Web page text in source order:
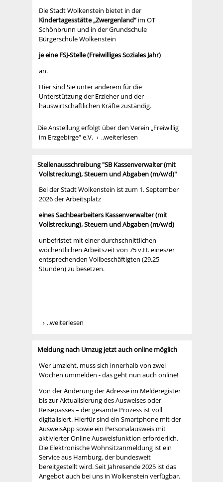
Die Stadt Wolkenstein bietet in der
Kindertagesstätte „Zwergenland“im OT
Schönbrunn und in der Grundschule
Bürgerschule Wolkenstein
je eine FSJ-Stelle (Freiwilliges Soziales Jahr)
an.
Hier sind Sie unter anderem für die
Unterstützung der Erzieher und der
hauswirtschaftlichen Kräfte zuständig.
Die Anstellung erfolgt über den Verein „Freiwillig
im Erzgebirge“ e.V.
..weiterlesen
Stellenausschreibung "SB Kassenverwalter (mit
Vollstreckung), Steuern und Abgaben (m/w/d)"
Bei der Stadt Wolkenstein ist zum 1. September
2026 der Arbeitsplatz
eines Sachbearbeiters Kassenverwalter (mit
Vollstreckung), Steuern und Abgaben (m/w/d)
unbefristet mit einer durchschnittlichen
wöchentlichen Arbeitszeit von 75 v.H. eines/er
entsprechenden Vollbeschäftigten (29,25
Stunden) zu besetzen.
..weiterlesen
Meldung nach Umzug jetzt auch online möglich
Wer umzieht, muss sich innerhalb von zwei
Wochen ummelden - das geht nun auch online!
Von der Änderung der Adresse im Melderegister
bis zur Aktualisierung des Ausweises oder
Reisepasses – der gesamte Prozess ist voll
digitalisiert. Hierfür sind ein Smartphone mit der
AusweisApp sowie ein Personalausweis mit
aktivierter Online Ausweisfunktion erforderlich.
Die Elektronische Wohnsitzanmeldung ist ein
Service aus Hamburg, der bundesweit
bereitgestellt wird. Seit Jahresende 2025 ist das
Angebot auch bei uns in Wolkenstein verfügbar.